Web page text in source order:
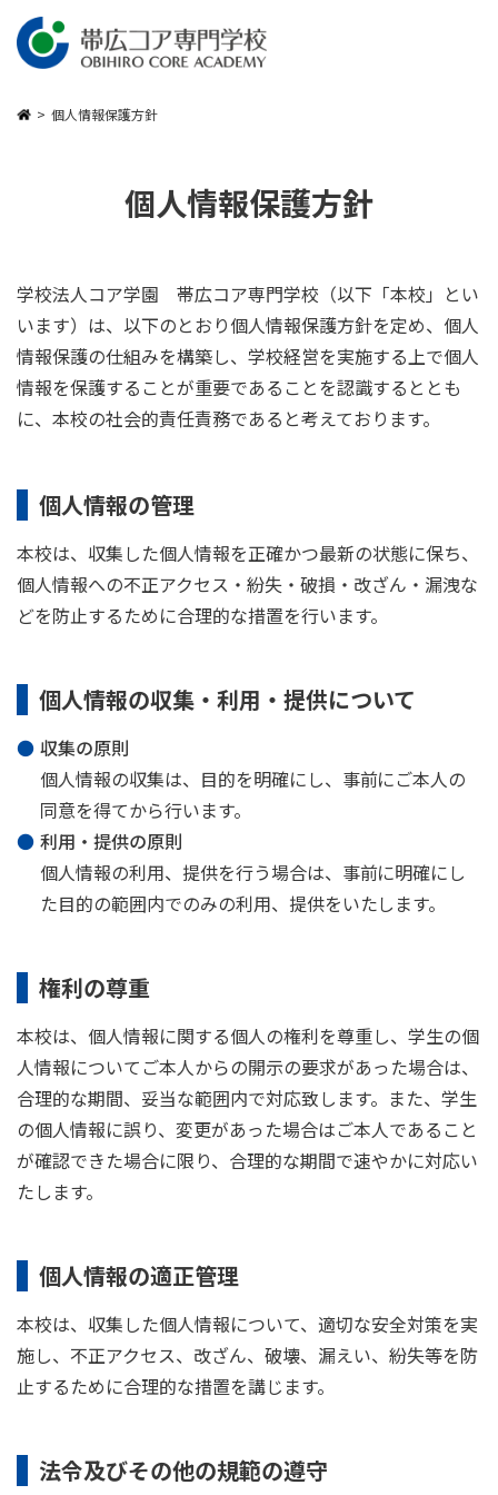
メインコンテンツへスキップ
個人情報保護方針
個人情報保護方針
学校法人コア学園 帯広コア専門学校（以下「本校」とい
います）は、以下のとおり個人情報保護方針を定め、個人
情報保護の仕組みを構築し、学校経営を実施する上で個人
情報を保護することが重要であることを認識するととも
に、本校の社会的責任責務であると考えております。
個人情報の管理
本校は、収集した個人情報を正確かつ最新の状態に保ち、
個人情報への不正アクセス・紛失・破損・改ざん・漏洩な
どを防止するために合理的な措置を行います。
個人情報の収集・利用・提供について
収集の原則
個人情報の収集は、目的を明確にし、事前にご本人の
同意を得てから行います。
利用・提供の原則
個人情報の利用、提供を行う場合は、事前に明確にし
た目的の範囲内でのみの利用、提供をいたします。
権利の尊重
本校は、個人情報に関する個人の権利を尊重し、学生の個
人情報についてご本人からの開示の要求があった場合は、
合理的な期間、妥当な範囲内で対応致します。また、学生
の個人情報に誤り、変更があった場合はご本人であること
が確認できた場合に限り、合理的な期間で速やかに対応い
たします。
個人情報の適正管理
本校は、収集した個人情報について、適切な安全対策を実
施し、不正アクセス、改ざん、破壊、漏えい、紛失等を防
止するために合理的な措置を講じます。
法令及びその他の規範の遵守